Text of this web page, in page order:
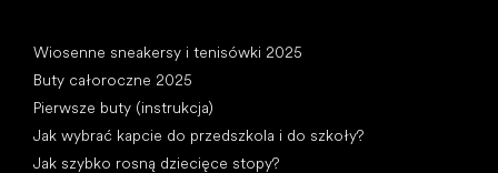
Wiosenne sneakersy i tenisówki 2025
Buty całoroczne 2025
Pierwsze buty (instrukcja)
Jak wybrać kapcie do przedszkola i do szkoły?
Jak szybko rosną dziecięce stopy?